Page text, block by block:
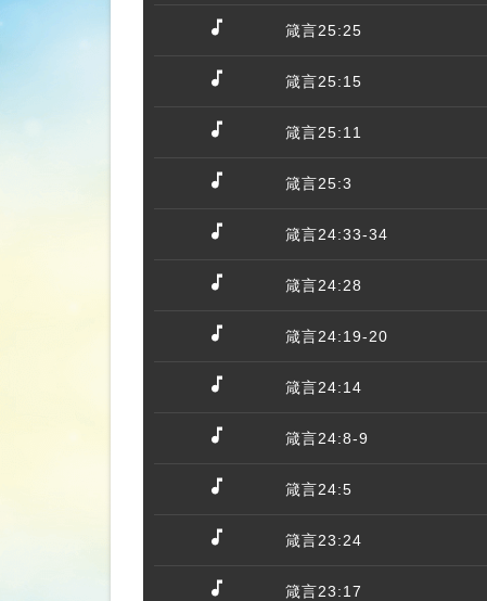
箴言25:25
箴言25:15
箴言25:11
箴言25:3
箴言24:33-34
箴言24:28
箴言24:19-20
箴言24:14
箴言24:8-9
箴言24:5
箴言23:24
箴言23:17